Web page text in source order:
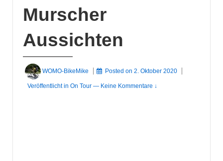
Murscher
Aussichten
WOMO-BikeMike Posted on2. Oktober 2020
Veröffentlicht in On Tour — Keine Kommentare ↓